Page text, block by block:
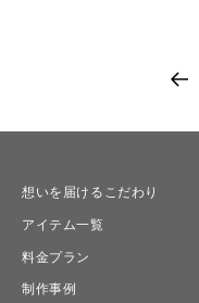
想いを届けるこだわり
アイテム一覧
料金プラン
制作事例